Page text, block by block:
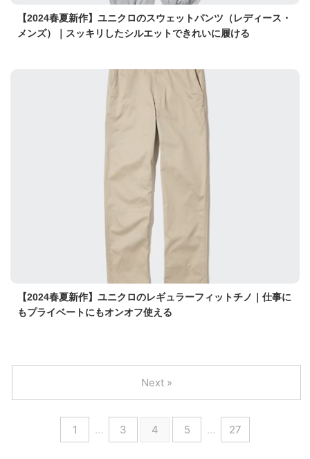
【2024春夏新作】ユニクロのスウェットパンツ（レディース・
メンズ）｜スッキリしたシルエットできれいに履ける
【2024春夏新作】ユニクロのレギュラーフィットチノ｜仕事に
もプライベートにもオンオフ使える
1 … 3 4 5 … 27
Next »